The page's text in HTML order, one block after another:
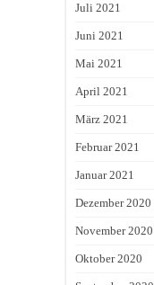
Juli 2021
Juni 2021
Mai 2021
April 2021
März 2021
Februar 2021
Januar 2021
Dezember 2020
November 2020
Oktober 2020